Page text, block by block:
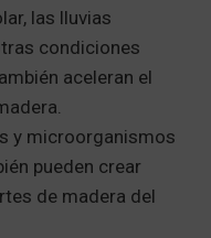
las lluvias
condiciones
aceleran el
y microorganismos
pueden crear
de madera del